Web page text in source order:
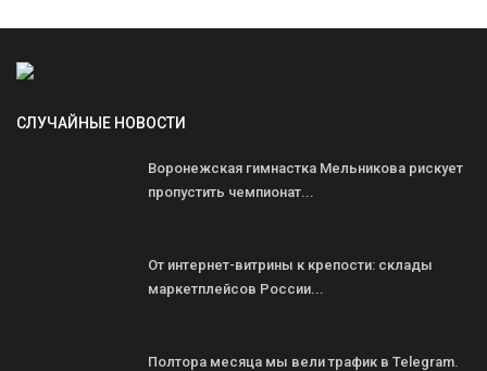
СЛУЧАЙНЫЕ НОВОСТИ
Воронежская гимнастка Мельникова рискует
пропустить чемпионат...
От интернет-витрины к крепости: склады
маркетплейсов России...
Полтора месяца мы вели трафик в Telegram.